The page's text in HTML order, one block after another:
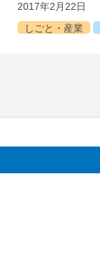
2017年2月22日
しごと・産業